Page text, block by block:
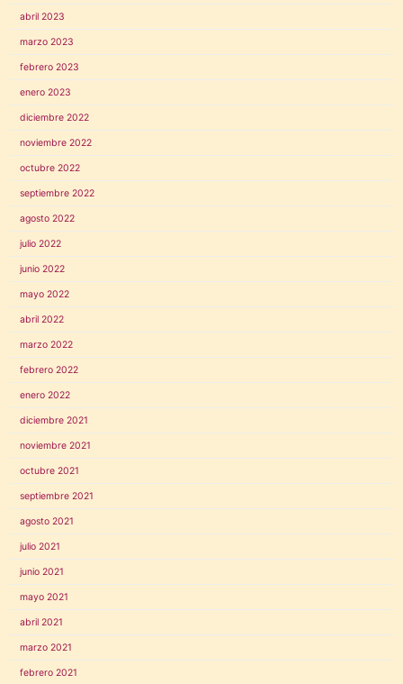
abril 2023
marzo 2023
febrero 2023
enero 2023
diciembre 2022
noviembre 2022
octubre 2022
septiembre 2022
agosto 2022
julio 2022
junio 2022
mayo 2022
abril 2022
marzo 2022
febrero 2022
enero 2022
diciembre 2021
noviembre 2021
octubre 2021
septiembre 2021
agosto 2021
julio 2021
junio 2021
mayo 2021
abril 2021
marzo 2021
febrero 2021